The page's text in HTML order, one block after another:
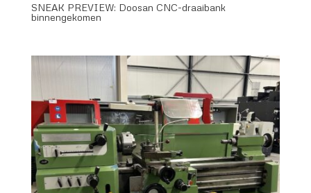
SNEAK PREVIEW: Doosan CNC-draaibank
binnengekomen